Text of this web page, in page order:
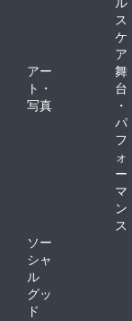
ス
ケ
ア
アー
ト・
写真
舞
台
・
パ
フ
ォ
ー
マ
ン
ス
ソー
シャ
ル
グッ
ド